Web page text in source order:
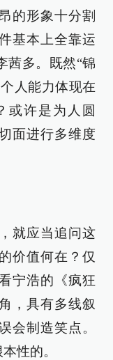
的形象十分割
基本上全靠运
茜多。既然“锦
人能力体现在
或许是为人圆
面进行多维度
就应当追问这
价值何在？仅
宁浩的《疯狂
，具有多线叙
会制造笑点。
性的。